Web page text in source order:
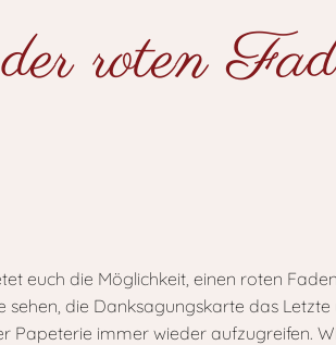
roten
euch die Möglichkeit, einen roten
die Danksagungskarte das
Papeterie immer wieder aufzugreifen.